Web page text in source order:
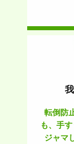
転倒防
も、手
ジャマ